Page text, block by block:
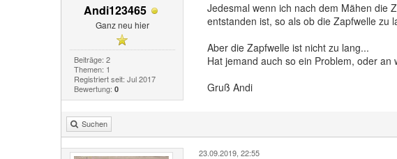
Andi123465
Ganz neu hier
Beiträge: 2
Themen: 1
Registriert seit: Jul 2017
Bewertung: 0
Jedesmal wenn ich nach dem Mähen die
entstanden ist, so als ob die Zapfwelle zu
Aber die Zapfwelle ist nicht zu lang...
Hat jemand auch so ein Problem, oder an
Gruß Andi
Suchen
23.09.2019, 22:55